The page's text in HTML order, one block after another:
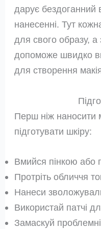
дарує бездоганний
нанесенні. Тут
для свого образу,
допоможе швидко
для створення
Перш ніж наносити
підготувати шкіру:
Вмийся пінкою або
Протріть обличчя
Нанеси
Використай патчі
Замаскуй